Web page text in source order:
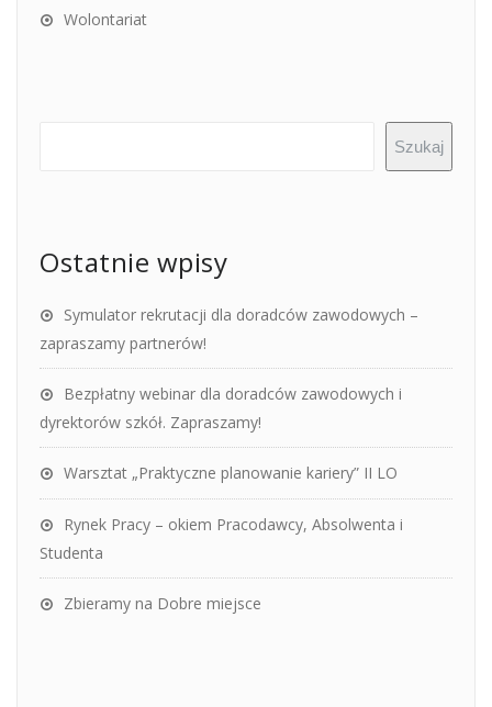
Wolontariat
Szukaj
Ostatnie wpisy
Symulator rekrutacji dla doradców zawodowych –
zapraszamy partnerów!
Bezpłatny webinar dla doradców zawodowych i
dyrektorów szkół. Zapraszamy!
Warsztat „Praktyczne planowanie kariery” II LO
Rynek Pracy – okiem Pracodawcy, Absolwenta i
Studenta
Zbieramy na Dobre miejsce